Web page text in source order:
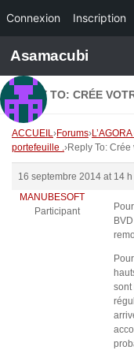
Connexion Inscription
Skip to content
Asamacubi
REPLY TO: CRÉE
ACCUEIL›Forums›
portefeuille .›Reply To:
16 septembre 2014 at 14
MANUBESOFT
Participant
sont